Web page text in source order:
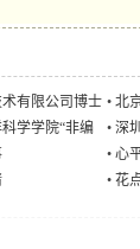
有限公司博士 • 北
学学院“非编
验室专职研究
• 深
码
• 心
• 花